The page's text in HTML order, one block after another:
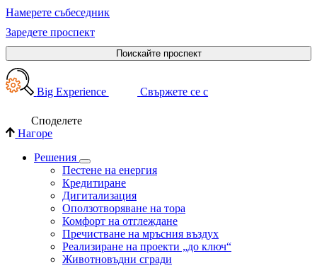
Намерете събеседник
Заредете проспект
Поискайте проспект
Big Experience Свържете се с
Споделете
Нагоре
Решения
Пестене на енергия
Кредитиране
Дигитализация
Оползотворяване на тора
Комфорт на отглеждане
Пречистване на мръсния въздух
Реализиране на проекти „до ключ“
Животновъдни сгради